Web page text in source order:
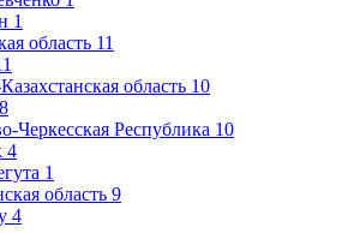
1
область 11
область 10
8
Черкесская Республика 10
4
1
область 9
4